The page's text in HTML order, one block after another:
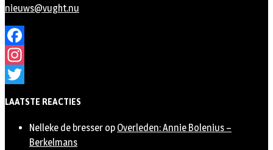
nieuws@vught.nu
Facebook
Instagram
LAATSTE REACTIES
Nelleke de bresser op Overleden: Annie Bolenius –
Berkelmans